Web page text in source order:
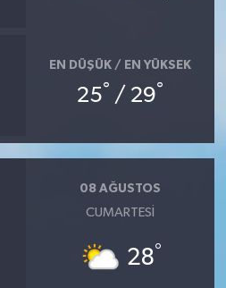
EN DÜŞÜK / EN YÜKSEK
25° / 29°
08 AĞUSTOS
CUMARTESI
28°